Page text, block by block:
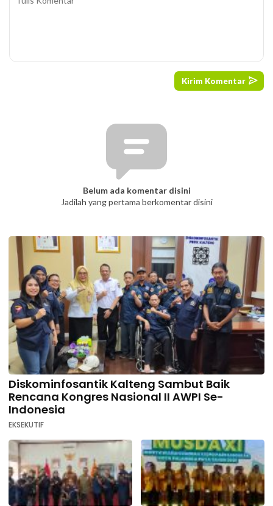
Belum ada komentar disini
Jadilah yang pertama berkomentar disini
Diskominfosantik Kalteng Sambut Baik
Rencana Kongres Nasional II AWPI Se-
Indonesia
EKSEKUTIF